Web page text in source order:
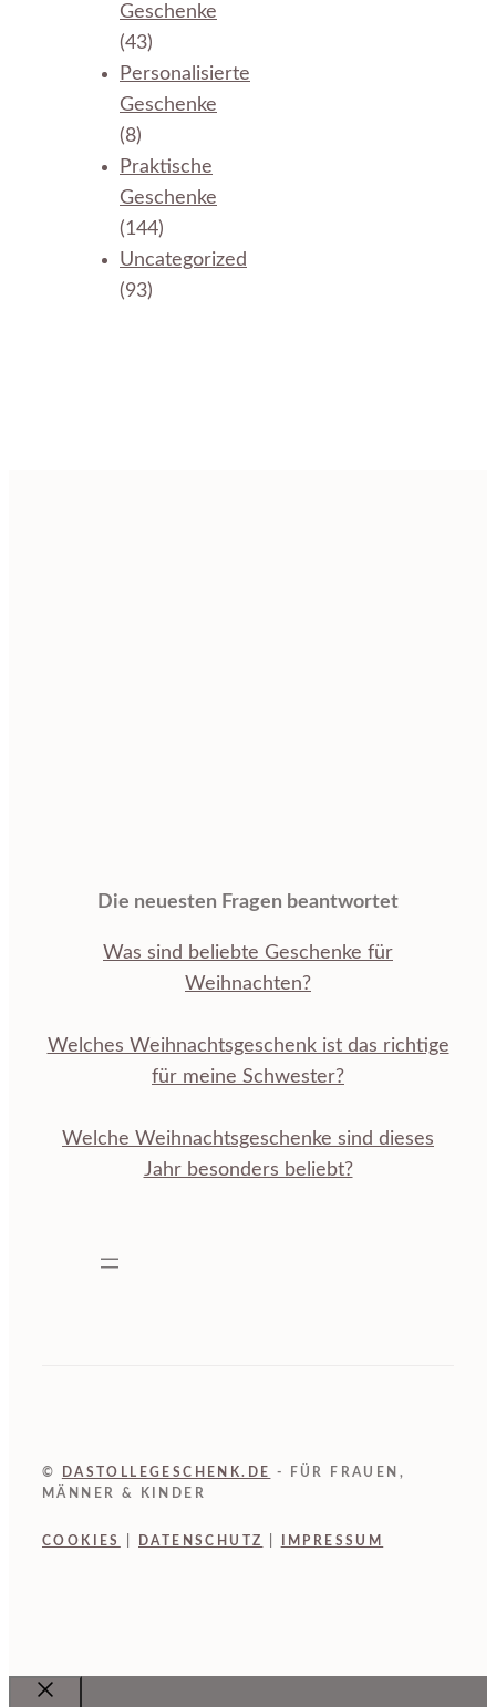
Geschenke
(43)
Personalisierte
Geschenke
(8)
Praktische
Geschenke
(144)
Uncategorized
(93)
Die neuesten Fragen beantwortet
Was sind beliebte Geschenke für
Weihnachten?
Welches Weihnachtsgeschenk ist das richtige
für meine Schwester?
Welche Weihnachtsgeschenke sind dieses
Jahr besonders beliebt?
© DASTOLLEGESCHENK.DE
- FÜR FRAUEN,
MÄNNER & KINDER
COOKIES DATENSCHUTZ IMPRESSUM